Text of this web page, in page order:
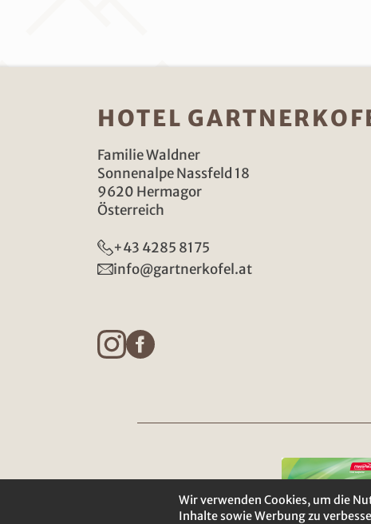
HOTEL
Familie Waldner
Sonnenalpe Nassfeld 18
9620 Hermagor
Österreich
+43 4285 8175
info@gartnerkofel.at
Wir verwenden Cookies, um die
Inhalte sowie Werbung zu